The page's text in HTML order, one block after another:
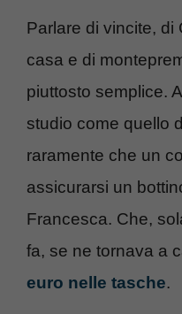
Parlare di vincite, di
casa e di
piuttosto semplice.
studio come quello
raramente che un
assicurarsi un
Francesca. Che,
fa, se ne tornava a
euro nelle tasche.